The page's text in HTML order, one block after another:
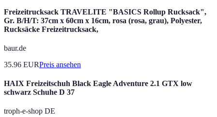
Freizeitrucksack TRAVELITE "BASICS Rollup Rucksack",
Gr. B/H/T: 37cm x 60cm x 16cm, rosa (rosa, grau), Polyester,
Rucksäcke Freizeitrucksack,
baur.de
35.96 EURPreis ansehen
HAIX Freizeitschuh Black Eagle Adventure 2.1 GTX low
schwarz Schuhe D 37
troph-e-shop DE